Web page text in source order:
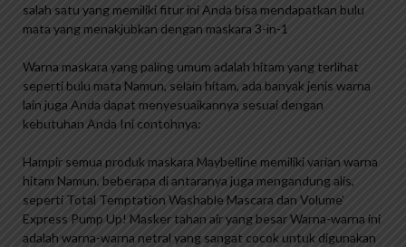
salah satu yang memiliki fitur ini Anda bisa mendapatkan bulu
mata yang menakjubkan dengan maskara 3-in-1
Warna maskara yang paling umum adalah hitam yang terlihat
seperti bulu mata Namun, selain hitam, ada banyak jenis warna
lain juga Anda dapat menyesuaikannya sesuai dengan
kebutuhan Anda Ini contohnya:
Hampir semua produk maskara Maybelline memiliki varian warna
hitam Namun, beberapa di antaranya juga mengandung alis,
seperti Total Temptation Washable Mascara dan Volume’
Express Pump Up! Masker tahan air yang besar Warna-warna ini
adalah warna-warna netral yang sangat cocok untuk digunakan